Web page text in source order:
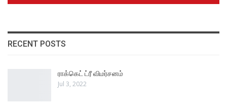
RECENT POSTS
ராக்கெட் ட்ரீ விமர்சனம்
Jul 3, 2022